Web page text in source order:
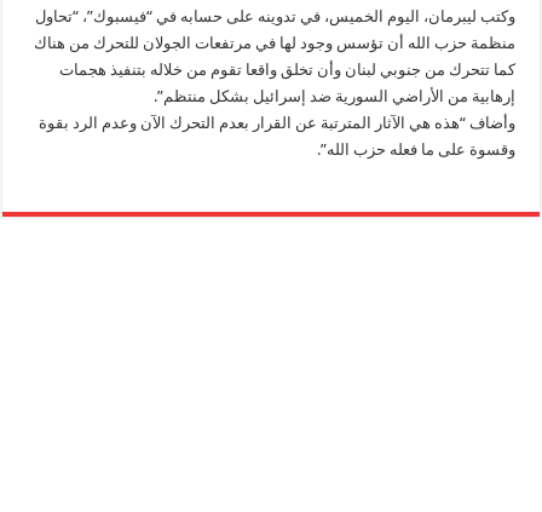
وكتب ليبرمان، اليوم الخميس، في تدوينه على حسابه في “فيسبوك”، “تحاول
منظمة حزب الله أن تؤسس وجود لها في مرتفعات الجولان للتحرك من هناك
كما تتحرك من جنوبي لبنان وأن تخلق واقعا تقوم من خلاله بتنفيذ هجمات
إرهابية من الأراضي السورية ضد إسرائيل بشكل منتظم”.
وأضاف “هذه هي الآثار المترتبة عن القرار بعدم التحرك الآن وعدم الرد بقوة
وقسوة على ما فعله حزب الله”.